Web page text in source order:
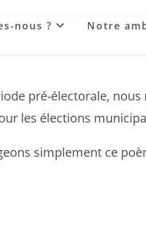
nous ? Notre
pré-électorale,
les élections
simplement ce